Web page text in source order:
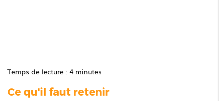
Temps de lecture : 4 minutes
Ce qu'il faut retenir